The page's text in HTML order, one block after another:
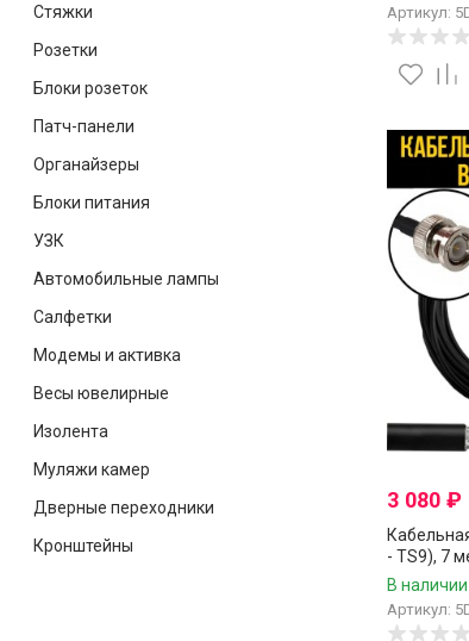
Стяжки
Розетки
Блоки розеток
Патч-панели
Органайзеры
Блоки питания
УЗК
Автомобильные лампы
Салфетки
Модемы и активка
Весы ювелирные
Изолента
Муляжи камер
Дверные переходники
Кронштейны
Артикул:
3 080 ₽
- TS9), 7
В наличии
Артикул: